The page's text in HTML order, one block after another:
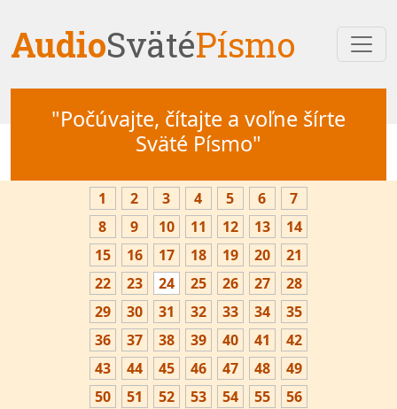
AudioSvätéPísmo
"Počúvajte, čítajte a voľne šírte
Sväté Písmo"
1 2 3 4 5 6
7
8
9 10 11 12 13
14
15
16 17 18 19 20
21
22
23 24 25 26 27
28
29
30 31 32 33 34
35
36
37 38 39 40 41
42
43
44 45 46 47 48
49
50
51 52 53 54 55
56